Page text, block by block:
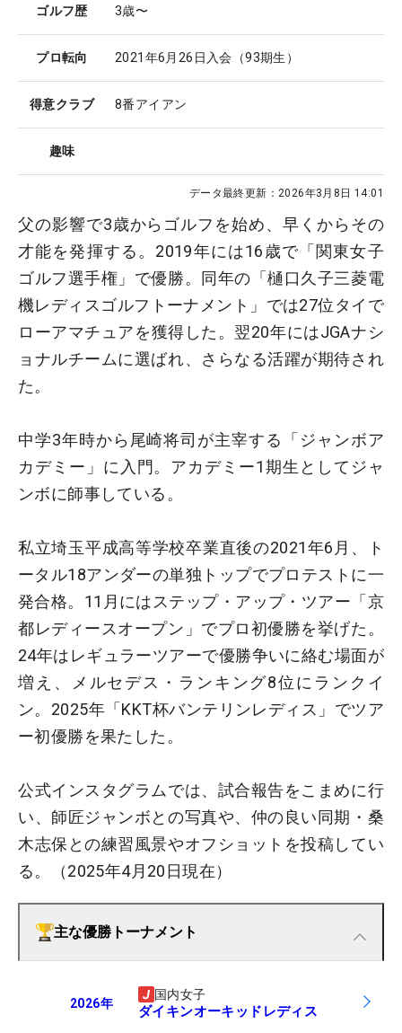
ゴルフ歴 3歳〜
プロ転向 2021年6月26日入会（93期生）
得意クラブ 8番アイアン
趣味
データ最終更新： 2026年3月8日 14:01
父の影響で3歳からゴルフを始め、早くからその
才能を発揮する。2019年には16歳で「関東女子
ゴルフ選手権」で優勝。同年の「樋口久子三菱電
機レディスゴルフトーナメント」では27位タイで
ローアマチュアを獲得した。翌20年にはJGAナシ
ョナルチームに選ばれ、さらなる活躍が期待され
た。
中学3年時から尾崎将司が主宰する「ジャンボア
カデミー」に入門。アカデミー1期生としてジャ
ンボに師事している。
私立埼玉平成高等学校卒業直後の2021年6月、ト
ータル18アンダーの単独トップでプロテストに一
発合格。11月にはステップ・アップ・ツアー「京
都レディースオープン」でプロ初優勝を挙げた。
24年はレギュラーツアーで優勝争いに絡む場面が
増え、メルセデス・ランキング8位にランクイ
ン。2025年「KKT杯バンテリンレディス」でツア
ー初優勝を果たした。
公式インスタグラムでは、試合報告をこまめに行
い、師匠ジャンボとの写真や、仲の良い同期・桑
木志保との練習風景やオフショットを投稿してい
る。（2025年4月20日現在）
主な優勝トーナメント
2026年
国内女子
ダイキンオーキッドレディス